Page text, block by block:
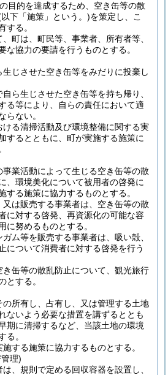
の目的を達成するため、空き缶等の散
下「施策」という。)を策定し、こ
する。
町は、町民等、事業者、所有者等、
な協力の要請を行うものとする。
じさせた空き缶等をみだりに投棄し
ら生じさせた空き缶等を持ち帰り、
る等により、自らの責任において適
らない。
る清掃活動及び環境整備に関する実
するとともに、町が実施する施策に
事業活動によって生じる空き缶等の散
、環境美化について被用者の啓発に
する施策に協力するものとする。
は販売する事業者は、空き缶等の散
に対する啓発、再資源化の可能な容
に努めるものとする。
ム等を販売する事業者は、吸い殻、
について消費者に対する啓発を行う
缶等の散乱防止について、観光旅行
とする。
の所有し、占有し、又は管理する土地
ないよう必要な措置を講ずるととも
期に清掃するなど、当該土地の環境
る。
する施策に協力するものとする。
理)
、規則で定める回収容器を設置し、